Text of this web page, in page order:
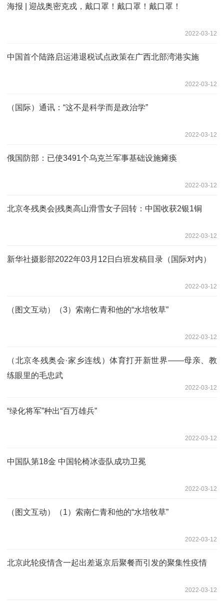
海报 | 迎战奥密克戎，戴口罩！戴口罩！戴口罩！
2022-03-12
中国首个陆路启运港退税试点政策在广西北部湾港实施
2022-03-12
（国际）通讯：“这不是科学而是政治学”
2022-03-12
俄国防部：已使3491个乌克兰军事基础设施瘫痪
2022-03-12
北京冬残奥会|残奥高山滑雪女子回转：中国收获2银1铜
2022-03-12
新华社摄影部2022年03月12日白班发稿目录（国际对内）
2022-03-12
（图文互动）（3）索南仁青和他的“水培牧草”
2022-03-12
（北京冬残奥会·家乡连线）体育打开新世界——母亲、教
练眼里的毛忠武
2022-03-12
“绿化将军”种出“百万雄兵”
2022-03-12
中国队第18金 中国轮椅冰壶队成功卫冕
2022-03-12
（图文互动）（1）索南仁青和他的“水培牧草”
2022-03-12
北京此轮疫情含一起出差返京后聚餐而引发的聚集性疫情
2022-03-12